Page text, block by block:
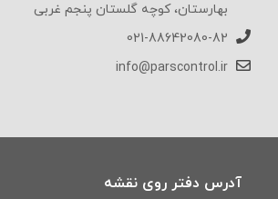
بهارستان، کوچه گلستان پنجم غربی
021-88642080-82
info@parscontrol.ir
آدرس دفتر روی نقشه